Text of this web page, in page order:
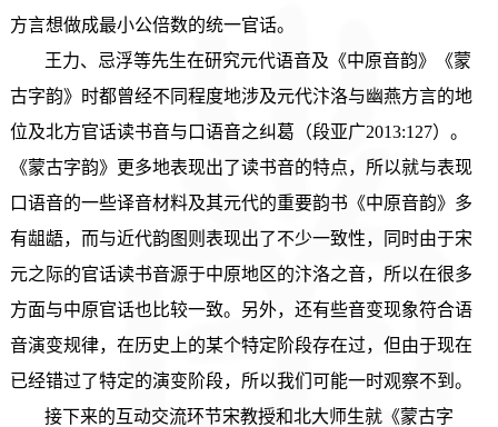
方言想做成最小公倍数的统一官话。
王力、忌浮等先生在研究元代语音及《中原音韵》《蒙
古字韵》时都曾经不同程度地涉及元代汴洛与幽燕方言的地
位及北方官话读书音与口语音之纠葛（段亚广2013:127）。
《蒙古字韵》更多地表现出了读书音的特点，所以就与表现
口语音的一些译音材料及其元代的重要韵书《中原音韵》多
有龃龉，而与近代韵图则表现出了不少一致性，同时由于宋
元之际的官话读书音源于中原地区的汴洛之音，所以在很多
方面与中原官话也比较一致。另外，还有些音变现象符合语
音演变规律，在历史上的某个特定阶段存在过，但由于现在
已经错过了特定的演变阶段，所以我们可能一时观察不到。
接下来的互动交流环节宋教授和北大师生就《蒙古字